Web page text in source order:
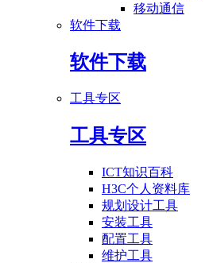
移动通信
软件下载
软件下载
工具专区
工具专区
ICT知识百科
H3C个人资料库
规划设计工具
安装工具
配置工具
维护工具